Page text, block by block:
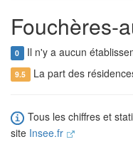
Fouchères-
0 Il n'y a aucun
9.5 La part des
Tous les chiffres et
site Insee.fr